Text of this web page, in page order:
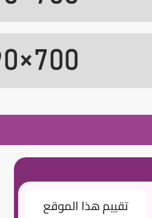
تقييم هذا الموقع